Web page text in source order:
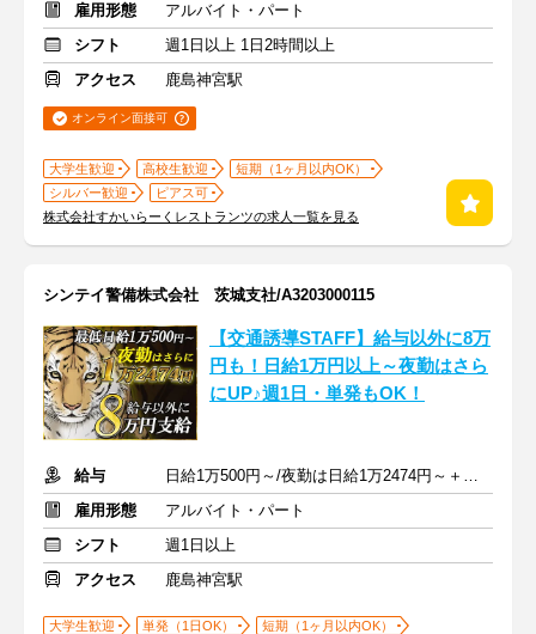
雇用形態
アルバイト・パート
シフト
週1日以上 1日2時間以上
アクセス
鹿島神宮駅
オンライン面接可
大学生歓迎 高校生歓迎
短期（1ヶ月以内OK）
シルバー歓迎
ピアス可
株式会社すかいらーくレストランツの求人一覧を見る
シンテイ警備株式会社 茨城支社/A3203000115
【交通誘導STAFF】給与以外に8万
円も！日給1万円以上～夜勤はさら
にUP♪週1日・単発もOK！
給与
日給1万500円～/夜勤は日給1万2474円～＋交通費※各種手当含む
雇用形態
アルバイト・パート
シフト
週1日以上
アクセス
鹿島神宮駅
大学生歓迎 単発（1日OK）
短期（1ヶ月以内OK）